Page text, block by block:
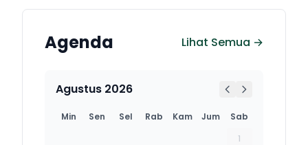
Agenda Lihat Semua →
Agustus 2026
Min Sen Sel Rab Kam Jum
Sab
1